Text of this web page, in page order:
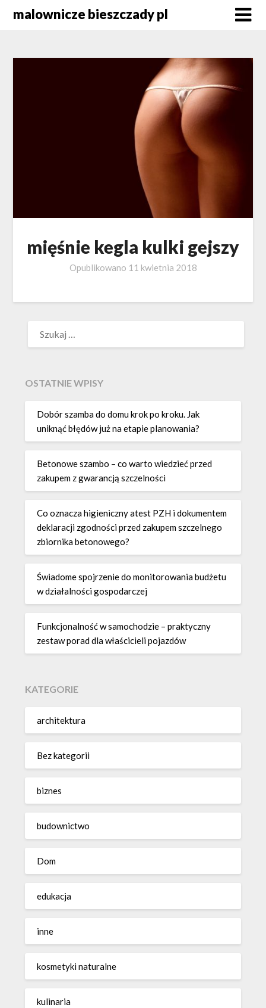
malownicze bieszczady pl
mięśnie kegla kulki gejszy
Opublikowano 11 kwietnia 2018
OSTATNIE WPISY
Dobór szamba do domu krok po kroku. Jak
uniknąć błędów już na etapie planowania?
Betonowe szambo – co warto wiedzieć przed
zakupem z gwarancją szczelności
Co oznacza higieniczny atest PZH i dokumentem
deklaracji zgodności przed zakupem szczelnego
zbiornika betonowego?
Świadome spojrzenie do monitorowania budżetu
w działalności gospodarczej
Funkcjonalność w samochodzie – praktyczny
zestaw porad dla właścicieli pojazdów
KATEGORIE
architektura
Bez kategorii
biznes
budownictwo
Dom
edukacja
inne
kosmetyki naturalne
kulinaria